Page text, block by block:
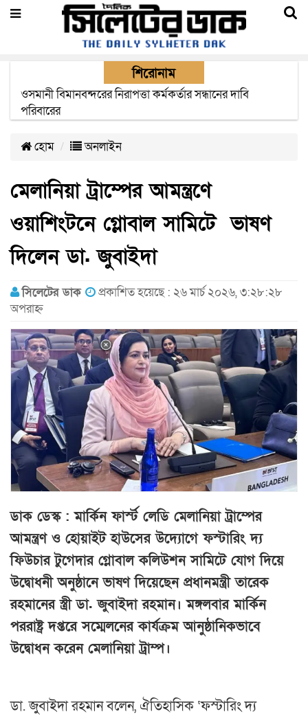
শিরোনাম
এক মাসের মধ্যে সিলেট-জাফলং রেললাইন নির্মাণ প্রকল্পের কাজ
দৃশ্যমান হবে- শ্রম মন্ত্রী
হোম অনলাইন
মেলানিয়া ট্রাম্পের আমন্ত্রণে
ওয়াশিংটনে গ্লোবাল সামিটে ভাষণ
দিলেন ডা. জুবাইদা
সিলেটের ডাক
প্রকাশিত হয়েছে : ২৬ মার্চ ২০২৬, ৩:২৮:২৮
অপরাহ্ন
ডাক ডেস্ক : মার্কিন ফার্স্ট লেডি মেলানিয়া ট্রাম্পের
আমন্ত্রণ ও হোয়াইট হাউসের উদ্যোগে ফস্টারিং দ্য
ফিউচার টুগেদার গ্লোবাল কলিউশন সামিটে যোগ দিয়ে
উদ্বোধনী অনুষ্ঠানে ভাষণ দিয়েছেন প্রধানমন্ত্রী তারেক
রহমানের স্ত্রী ডা. জুবাইদা রহমান।মঙ্গলবার মার্কিন
পররাষ্ট্র দপ্তরে সম্মেলনের কার্যক্রম আনুষ্ঠানিকভাবে
উদ্বোধন করেন মেলানিয়া ট্রাম্প।
ডা. জুবাইদা রহমান বলেন, ঐতিহাসিক ‘ফস্টারিং দ্য